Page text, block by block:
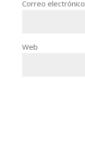
Correo electrónico
Web